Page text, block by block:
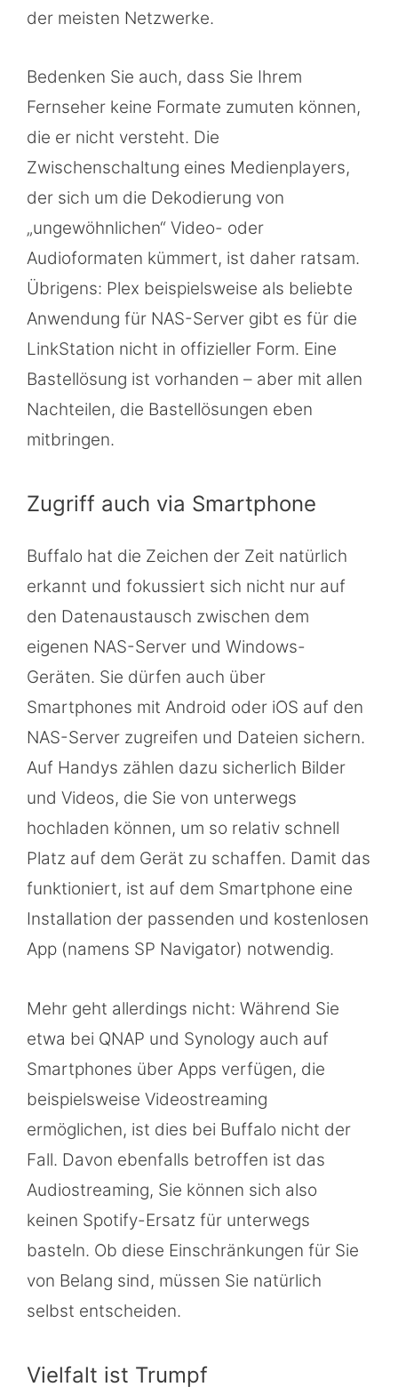
der meisten Netzwerke.
Bedenken Sie auch, dass Sie Ihrem
Fernseher keine Formate zumuten können,
die er nicht versteht. Die
Zwischenschaltung eines Medienplayers,
der sich um die Dekodierung von
„ungewöhnlichen“ Video- oder
Audioformaten kümmert, ist daher ratsam.
Übrigens: Plex beispielsweise als beliebte
Anwendung für NAS-Server gibt es für die
LinkStation nicht in offizieller Form. Eine
Bastellösung ist vorhanden – aber mit allen
Nachteilen, die Bastellösungen eben
mitbringen.
Zugriff auch via Smartphone
Buffalo hat die Zeichen der Zeit natürlich
erkannt und fokussiert sich nicht nur auf
den Datenaustausch zwischen dem
eigenen NAS-Server und Windows-
Geräten. Sie dürfen auch über
Smartphones mit Android oder iOS auf den
NAS-Server zugreifen und Dateien sichern.
Auf Handys zählen dazu sicherlich Bilder
und Videos, die Sie von unterwegs
hochladen können, um so relativ schnell
Platz auf dem Gerät zu schaffen. Damit das
funktioniert, ist auf dem Smartphone eine
Installation der passenden und kostenlosen
App (namens SP Navigator) notwendig.
Mehr geht allerdings nicht: Während Sie
etwa bei QNAP und Synology auch auf
Smartphones über Apps verfügen, die
beispielsweise Videostreaming
ermöglichen, ist dies bei Buffalo nicht der
Fall. Davon ebenfalls betroffen ist das
Audiostreaming, Sie können sich also
keinen Spotify-Ersatz für unterwegs
basteln. Ob diese Einschränkungen für Sie
von Belang sind, müssen Sie natürlich
selbst entscheiden.
Vielfalt ist Trumpf